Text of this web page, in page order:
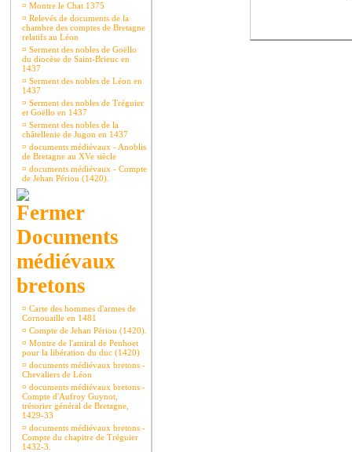
¤ Montre le Chat 1375
¤ Relevés de documents de la
chambre des comptes de Bretagne
relatifs au Léon
¤ Serment des nobles de Goëllo
du diocèse de Saint-Brieuc en
1437
¤ Serment des nobles de Léon en
1437
¤ Serment des nobles de Tréguier
et Goëllo en 1437
¤ Serment des nobles de la
châtellenie de Jugon en 1437
¤ documents médiévaux - Anoblis
de Bretagne au XVe siècle
¤ documents médiévaux - Compte
de Jehan Périou (1420).
Documents
médiévaux
bretons
¤ Carte des hommes d'armes de
Cornouaille en 1481
¤ Compte de Jehan Périou (1420).
¤ Montre de l'amiral de Penhoet
pour la libération du duc (1420)
¤ documents médiévaux bretons -
Chevaliers de Léon
¤ documents médiévaux bretons -
Compte d'Aufroy Guynot,
trésorier général de Bretagne,
1429-33
¤ documents médiévaux bretons -
Compte du chapitre de Tréguier
1432-3.